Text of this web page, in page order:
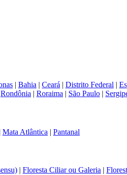
| Bahia | Ceará | Distrito Federal |
Rondônia | Roraima | São Paulo |
Mata Atlântica | Pantanal
| Floresta Ciliar ou Galeria |